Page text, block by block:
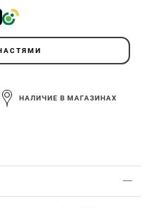
НАЛИЧИЕ В МАГАЗИНАХ